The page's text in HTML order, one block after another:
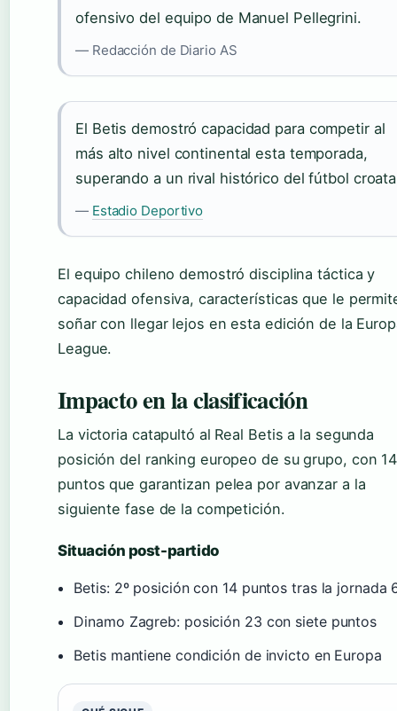
ofensivo del equipo de Manuel Pellegrini.
— Redacción de Diario AS
El Betis demostró capacidad para competir al
más alto nivel continental esta temporada,
superando a un rival histórico del fútbol
— Estadio Deportivo
El equipo chileno demostró disciplina táctica y
capacidad ofensiva, características que le
soñar con llegar lejos en esta edición de la
League.
Impacto en la clasificación
La victoria catapultó al Real Betis a la segunda
posición del ranking europeo de su grupo, con 14
puntos que garantizan pelea por avanzar a la
siguiente fase de la competición.
Situación post-partido
Betis: 2º posición con 14 puntos tras la jornada
Dinamo Zagreb: posición 23 con siete puntos
Betis mantiene condición de invicto en Europa